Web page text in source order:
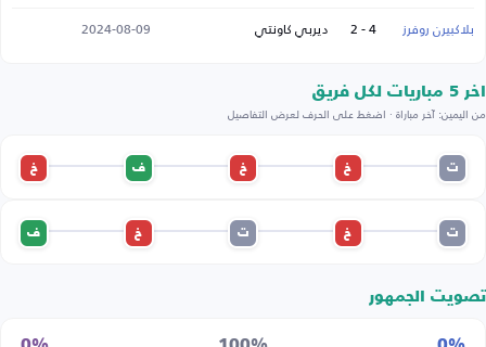
بلاكبيرن روفرز
4 - 2 ديربي كاونتي 2024-08-09
اخر 5 مباريات لكل فريق
من اليمين: آخر مباراة · اضغط على الحرف لعرض التفاصيل
ت خ خ ف خ
ت خ ت خ ف
تصويت الجمهور